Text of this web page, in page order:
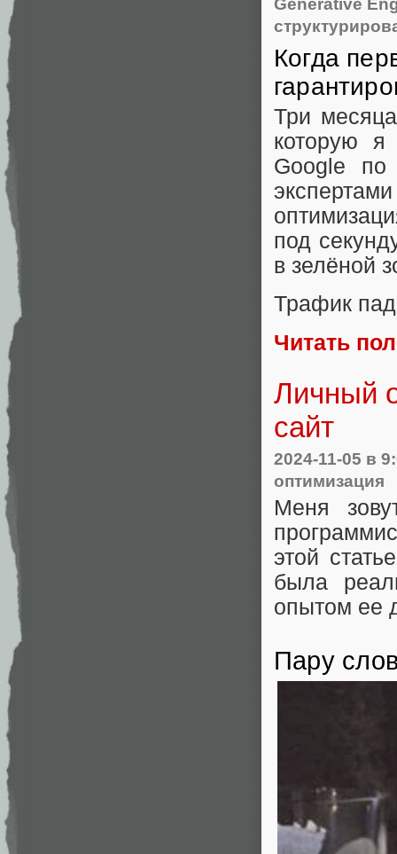
Когда
Три
которую я
Google по
под
в зелёной
Трафик
Читать
Личный
сайт
2024-11-05 в
оптимизация
Меня
этой
была
опытом ее
Пару